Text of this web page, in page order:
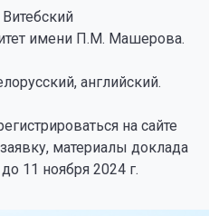
имени П.М. Машерова.
английский.
на сайте
материалы доклада
11 ноября 2024 г.